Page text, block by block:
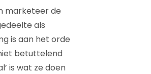
marketeer de
als
is aan het orde
betuttelend
is wat ze doen